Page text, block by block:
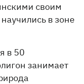
своим
в зоне
в 50
занимает